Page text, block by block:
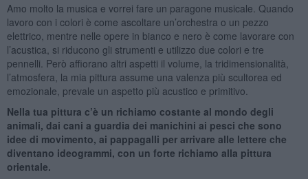
Amo molto la musica e vorrei fare un paragone musicale. Quando
lavoro con i colori è come ascoltare un’orchestra o un pezzo
elettrico, mentre nelle opere in bianco e nero è come lavorare con
l’acustica, si riducono gli strumenti e utilizzo due colori e tre
pennelli. Però affiorano altri aspetti il volume, la tridimensionalità,
l’atmosfera, la mia pittura assume una valenza più scultorea ed
emozionale, prevale un aspetto più acustico e primitivo.
Nella tua pittura c’è un richiamo costante al mondo degli
animali, dai cani a guardia dei manichini ai pesci che sono
idee di movimento, ai pappagalli per arrivare alle lettere che
diventano ideogrammi, con un forte richiamo alla pittura
orientale.